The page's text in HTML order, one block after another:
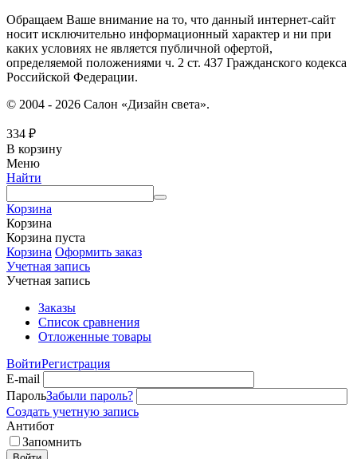
Обращаем Ваше внимание на то, что данный интернет-сайт
носит исключительно информационный характер и ни при
каких условиях не является публичной офертой,
определяемой положениями ч. 2 ст. 437 Гражданского кодекса
Российской Федерации.
© 2004 - 2026 Салон «Дизайн света».
334 ₽
В корзину
Меню
Найти
Корзина
Корзина
Корзина пуста
Корзина Оформить заказ
Учетная запись
Учетная запись
Заказы
Список сравнения
Отложенные товары
ВойтиРегистрация
E-mail
ПарольЗабыли пароль?
Создать учетную запись
Антибот
Запомнить